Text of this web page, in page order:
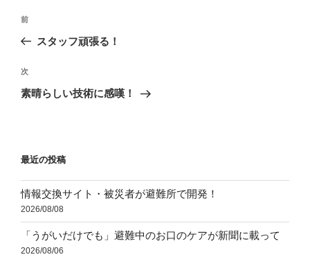
投
ビ
ゲ
ン
前
の
稿
前
スタッフ頑張る！
次
の
次
素晴らしい技術に感嘆！
最近の投稿
情報交換サイト・被災者が避難所で開発！
2026/08/08
「うがいだけでも」避難中のお口のケアが新聞に載って
2026/08/06